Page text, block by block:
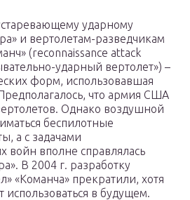
ударному
и вертолетам-разведчикам
(reconnaissance attack
ударный вертолет») –
форм, использовавшая
что армия США
Однако воздушной
беспилотные
а с задачами
войн вполне справлялась
В 2004 г. разработку
«Команча» прекратили, хотя
использоваться в будущем.